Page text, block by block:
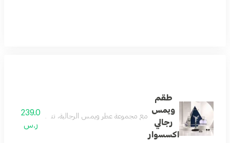
طقم
ويمس
رجالي
اكسسوار
مع مجموعة عطر ويمس الرجالية، تتحدث الأناقة
239.0
ر.س